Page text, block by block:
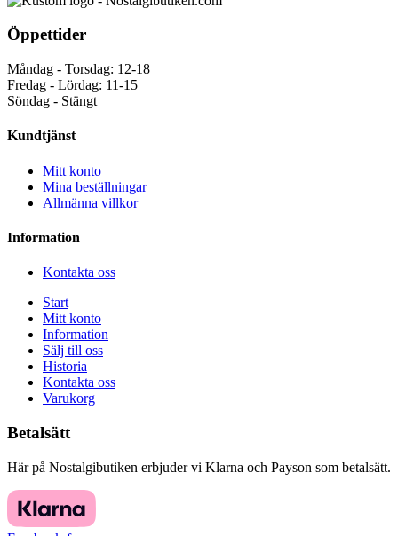
Öppettider
Måndag - Torsdag: 12-18
Fredag - Lördag: 11-15
Söndag - Stängt
Kundtjänst
Mitt konto
Mina beställningar
Allmänna villkor
Information
Kontakta oss
Start
Mitt konto
Information
Sälj till oss
Historia
Kontakta oss
Varukorg
Betalsätt
Här på Nostalgibutiken erbjuder vi Klarna och Payson som betalsätt.